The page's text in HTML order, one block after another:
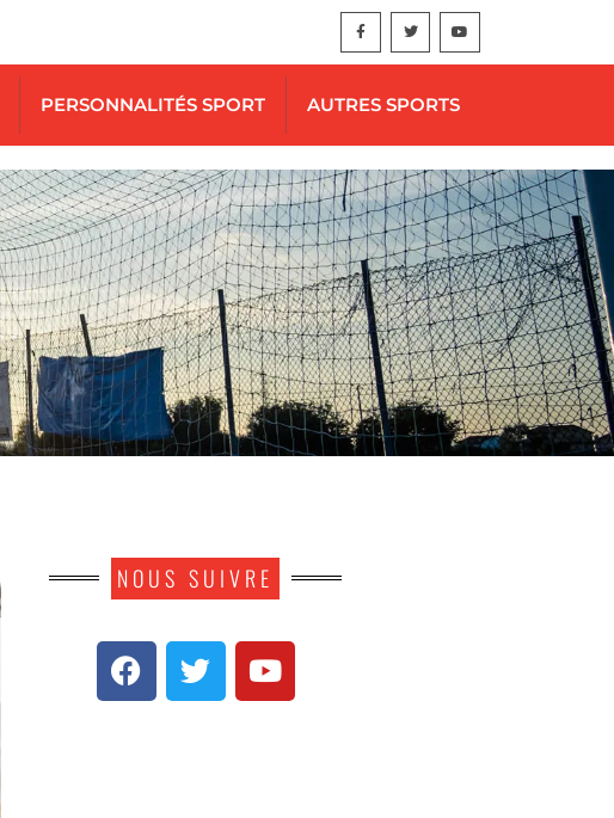
PERSONNALITÉS SPORT AUTRES SPORTS
NOUS SUIVRE